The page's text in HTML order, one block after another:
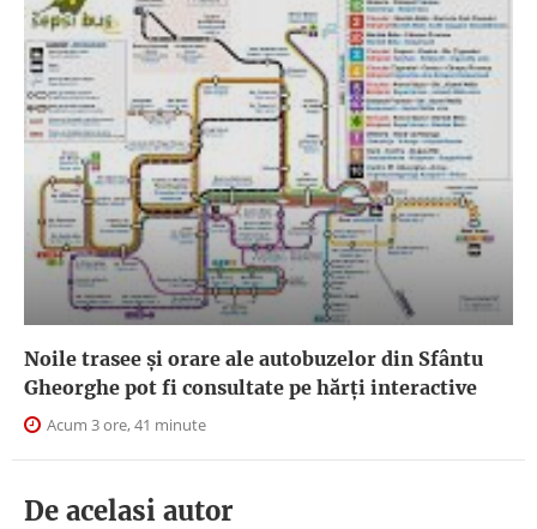
Noile trasee și orare ale autobuzelor din Sfântu
Gheorghe pot fi consultate pe hărți interactive
Acum 3 ore, 41 minute
De acelasi autor